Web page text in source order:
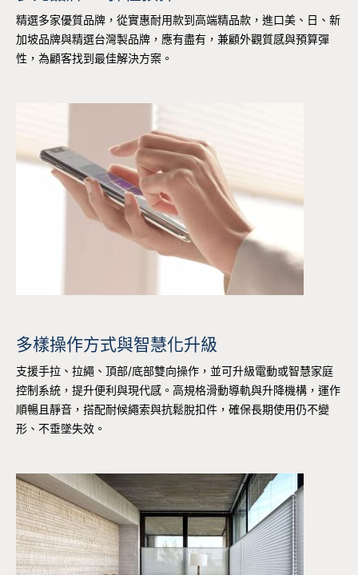
精選多家優質品牌，從實惠耐用款到高端精品款，進口美、日、新
加坡品牌與精選台灣製品牌，應有盡有，兼顧外觀質感與預算彈
性，為顧客找到最佳解決方案。
多樣操作方式與智慧化升級
支援手拉、拉繩、頂部/底部雙向操作，並可升級電動或智慧家庭
控制系統，提升便利與現代感。高規格滑動導軌與升降機構，運作
順暢且靜音，搭配耐候繩索與抗鬆脫扣件，確保長期使用仍不變
形、不垂墜失效。